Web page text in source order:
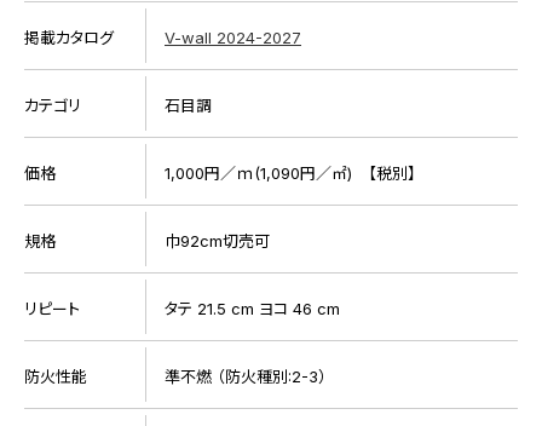
掲載カタログ V-wall 2024-2027
カテゴリ 石目調
価格 1,000円／ｍ(1,090円／㎡) 【税別】
規格 巾92cm切売可
リピート タテ 21.5 cm ヨコ 46 cm
防火性能 準不燃 （防火種別:2-3）